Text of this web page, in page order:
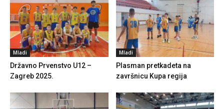
Mladi
Državno Prvenstvo U12 –
Zagreb 2025.
Mladi
Plasman pretkadeta na
završnicu Kupa regija